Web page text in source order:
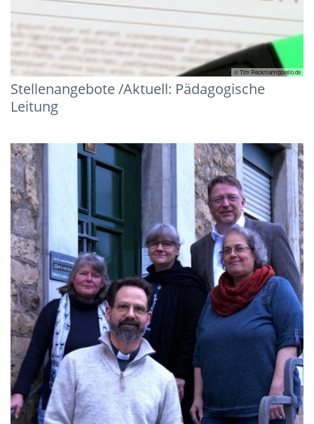
© Tim Reckmann/pixelio.de
Stellenangebote /Aktuell: Pädagogische
Leitung